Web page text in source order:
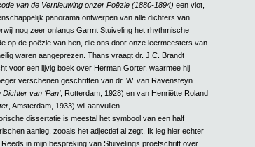
van de Vernieuwing onzer Poëzie (1880-1894) een vlot,
panorama ontwerpen van alle dichters van
nog zeer onlangs Garmt Stuiveling het rhythmische
op de poëzie van hen, die ons door onze leermeesters van
waren aangeprezen. Thans vraagt dr. J.C. Brandt
voor een lijvig boek over Herman Gorter, waarmee hij
verschenen geschriften van dr. W. van Ravensteyn
van ‘Pan’, Rotterdam, 1928) en van Henriëtte Roland
, Amsterdam, 1933) wil aanvullen.
dissertatie is meestal het symbool van een half
aanleg, zooals het adjectief al zegt. Ik leg hier echter
Reeds in mijn bespreking van Stuivelings proefschrift over